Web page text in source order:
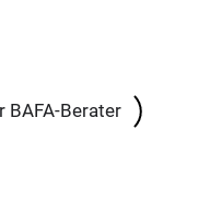
BAFA-Berater